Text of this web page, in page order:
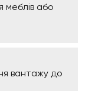
меблів або
вантажу до